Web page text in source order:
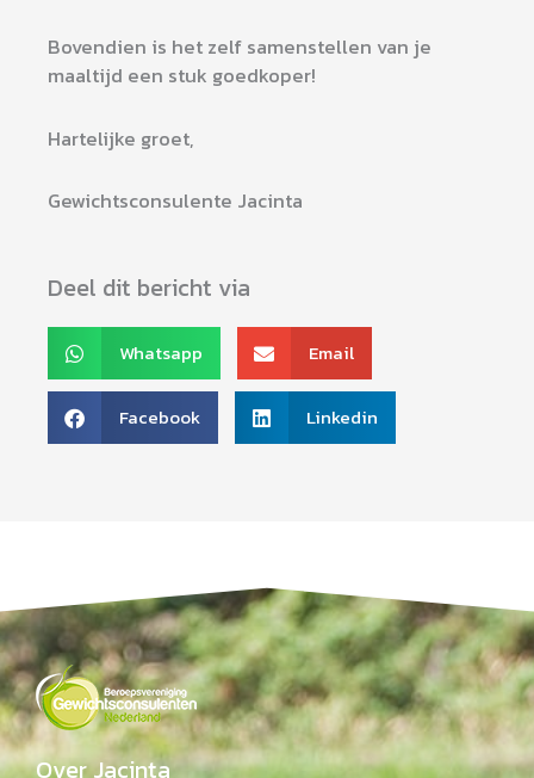
Bovendien is het zelf samenstellen van je
maaltijd een stuk goedkoper!
Hartelijke groet,
Gewichtsconsulente Jacinta
Deel dit bericht via
Whatsapp Email
Facebook Linkedin
Over Jacinta